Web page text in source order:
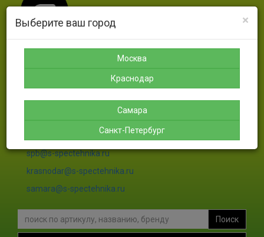
Петербург
Краснодар
8-988-
sales@s-spectehnika.ru
spb@s-spectehnika.ru
krasnodar@s-spectehnika.ru
samara@s-spectehnika.ru
Поиск
×
Выберите ваш город
Москва
Краснодар
Самара
Санкт-Петербург